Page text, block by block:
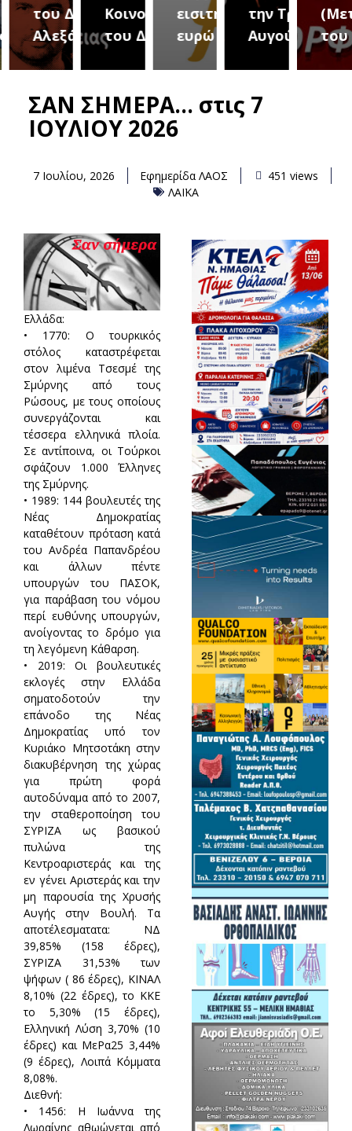
του Δήμου
Αλεξάνδρειας
Κοινοτήτων
του Δήμου
εισιτήριο 2
ευρώ
την Τρίτη 18
Αυγούστουτου
ΣΑΝ ΣΗΜΕΡΑ… στις 7
ΙΟΥΛΙΟΥ 2026
7 Ιουλίου, 2026 Εφημερίδα ΛΑΟΣ
451 views
ΛΑΪΚΑ
Ελλάδα:
• 1770: Ο τουρκικός
στόλος καταστρέφεται
στον λιμένα Τσεσμέ της
Σμύρνης από τους
Ρώσους, με τους οποίους
συνεργάζονται και
τέσσερα ελληνικά πλοία.
Σε αντίποινα, οι Τούρκοι
σφάζουν 1.000 Έλληνες
της Σμύρνης.
• 1989: 144 βουλευτές της
Νέας Δημοκρατίας
καταθέτουν πρόταση κατά
του Ανδρέα Παπανδρέου
και άλλων πέντε
υπουργών του ΠΑΣΟΚ,
για παράβαση του νόμου
περί ευθύνης υπουργών,
ανοίγοντας το δρόμο για
τη λεγόμενη Κάθαρση.
• 2019: Οι βουλευτικές
εκλογές στην Ελλάδα
σηματοδοτούν την
επάνοδο της Νέας
Δημοκρατίας υπό τον
Κυριάκο Μητσοτάκη στην
διακυβέρνηση της χώρας
για πρώτη φορά
αυτοδύναμα από το 2007,
την σταθεροποίηση του
ΣΥΡΙΖΑ ως βασικού
πυλώνα της
Κεντροαριστεράς και της
εν γένει Αριστεράς και την
μη παρουσία της Χρυσής
Αυγής στην Βουλή. Τα
αποτέλεσματατα: ΝΔ
39,85% (158 έδρες),
ΣΥΡΙΖΑ 31,53% των
ψήφων ( 86 έδρες), ΚΙΝΑΛ
8,10% (22 έδρες), το ΚΚΕ
το 5,30% (15 έδρες),
Ελληνική Λύση 3,70% (10
έδρες) και ΜεΡα25 3,44%
(9 έδρες), Λοιπά Κόμματα
8,08%.
Διεθνή:
• 1456: Η Ιωάννα της
Λωραίνης αθωώνεται από